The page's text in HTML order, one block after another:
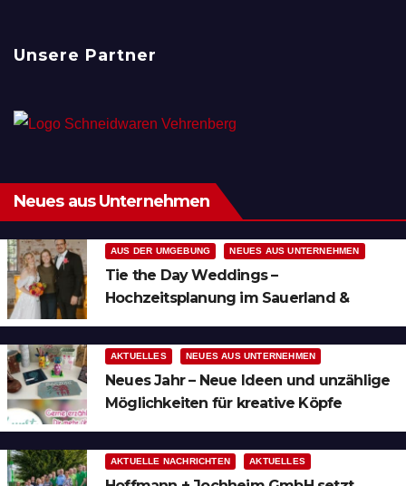
Unsere Partner
Neues aus Unternehmen
AUS DER UMGEBUNG NEUES AUS UNTERNEHMEN
Tie the Day Weddings –
Hochzeitsplanung im Sauerland &
AKTUELLES NEUES AUS UNTERNEHMEN
Neues Jahr – Neue Ideen und unzählige
Möglichkeiten für kreative Köpfe
AKTUELLE NACHRICHTEN AKTUELLES